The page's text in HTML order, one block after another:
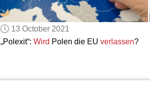
13 October 2021
„Polexit“: Wird Polen die EU verlassen?